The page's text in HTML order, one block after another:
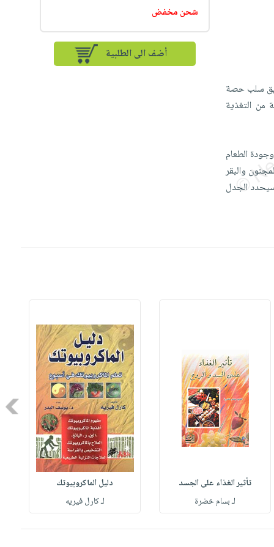
سلب حصة
من التغذية
الطعام
والبقر
سيحدد الجدل
شحن مخفض
أضف الى الطلبية
تأثير الغذاء على الجسد
لـ بسام خضرة
دليل الماكروبيوتك
لـ كارل فيريه